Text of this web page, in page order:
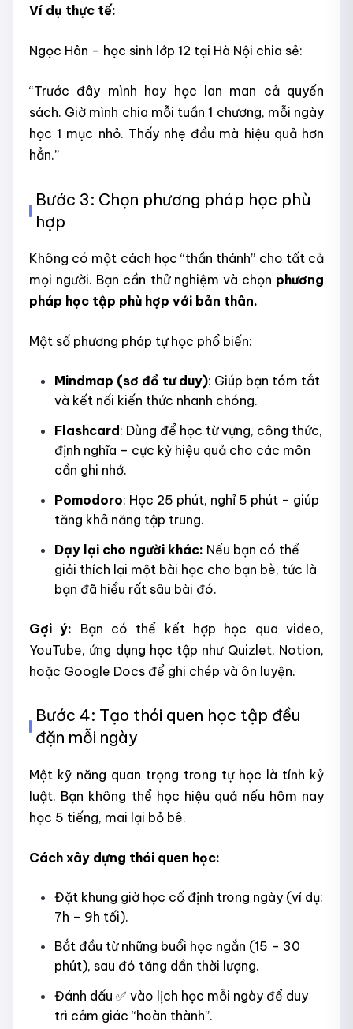
Ví dụ thực tế:
Ngọc Hân – học sinh lớp 12 tại Hà Nội chia sẻ:
“Trước đây mình hay học lan man cả quyển
sách. Giờ mình chia mỗi tuần 1 chương, mỗi ngày
học 1 mục nhỏ. Thấy nhẹ đầu mà hiệu quả hơn
hẳn.”
Bước 3: Chọn phương pháp học phù
hợp
Không có một cách học “thần thánh” cho tất cả
mọi người. Bạn cần thử nghiệm và chọn phương
pháp học tập phù hợp với bản thân.
Một số phương pháp tự học phổ biến:
Mindmap (sơ đồ tư duy): Giúp bạn tóm tắt
và kết nối kiến thức nhanh chóng.
Flashcard: Dùng để học từ vựng, công thức,
định nghĩa – cực kỳ hiệu quả cho các môn
cần ghi nhớ.
Pomodoro: Học 25 phút, nghỉ 5 phút – giúp
tăng khả năng tập trung.
Dạy lại cho người khác: Nếu bạn có thể
giải thích lại một bài học cho bạn bè, tức là
bạn đã hiểu rất sâu bài đó.
Gợi ý: Bạn có thể kết hợp học qua video,
YouTube, ứng dụng học tập như Quizlet, Notion,
hoặc Google Docs để ghi chép và ôn luyện.
Bước 4: Tạo thói quen học tập đều
đặn mỗi ngày
Một kỹ năng quan trọng trong tự học là tính kỷ
luật. Bạn không thể học hiệu quả nếu hôm nay
học 5 tiếng, mai lại bỏ bê.
Cách xây dựng thói quen học:
Đặt khung giờ học cố định trong ngày (ví dụ:
7h – 9h tối).
Bắt đầu từ những buổi học ngắn (15 – 30
phút), sau đó tăng dần thời lượng.
Đánh dấu ✅ vào lịch học mỗi ngày để duy
trì cảm giác “hoàn thành”.